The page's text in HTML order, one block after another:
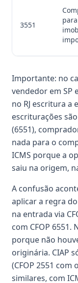
3551
Importante: no
vendedor em SP
no RJ escritura a
escriturações
(6551),
nada para o
ICMS porque a
saiu na origem,
A confusão
aplicar a regra
na entrada via
com CFOP
porque não
originária. CIAP
(CFOP 2551 com
similares, com